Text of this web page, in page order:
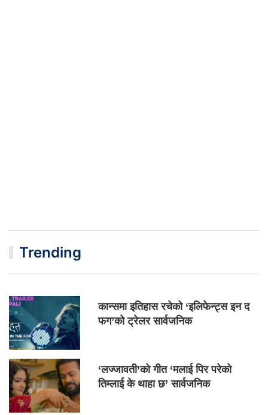
Trending
कान्समा इतिहास रचेको ‘इलिफेन्ट्स इन द
फग’को ट्रेलर सार्वजनिक
‘लज्जावती’को गीत ‘मलाई पिर परेको
तिम्लाई के थाहा छ’ सार्वजनिक